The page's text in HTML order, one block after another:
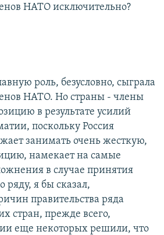
НАТО исключительно?
роль, безусловно, сыграла
НАТО. Но страны - члены
в результате усилий
поскольку Россия
занимать очень жесткую,
намекает на самые
в случае принятия
ряду, я бы сказал,
правительства ряда
стран, прежде всего,
еще некоторых решили, что